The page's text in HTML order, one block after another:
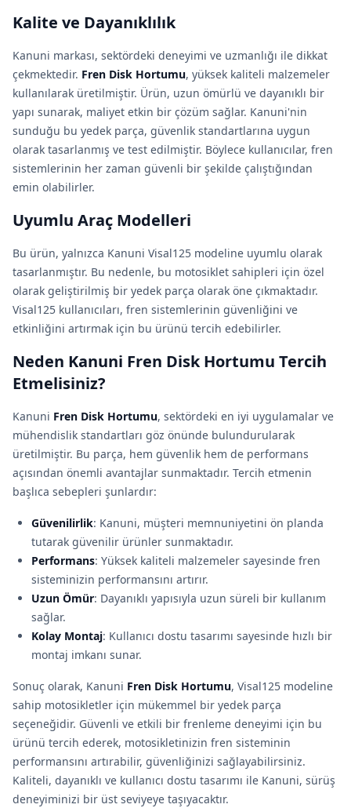
Kalite ve Dayanıklılık
Kanuni markası, sektördeki deneyimi ve uzmanlığı ile dikkat
çekmektedir. Fren Disk Hortumu, yüksek kaliteli malzemeler
kullanılarak üretilmiştir. Ürün, uzun ömürlü ve dayanıklı bir
yapı sunarak, maliyet etkin bir çözüm sağlar. Kanuni'nin
sunduğu bu yedek parça, güvenlik standartlarına uygun
olarak tasarlanmış ve test edilmiştir. Böylece kullanıcılar, fren
sistemlerinin her zaman güvenli bir şekilde çalıştığından
emin olabilirler.
Uyumlu Araç Modelleri
Bu ürün, yalnızca Kanuni Visal125 modeline uyumlu olarak
tasarlanmıştır. Bu nedenle, bu motosiklet sahipleri için özel
olarak geliştirilmiş bir yedek parça olarak öne çıkmaktadır.
Visal125 kullanıcıları, fren sistemlerinin güvenliğini ve
etkinliğini artırmak için bu ürünü tercih edebilirler.
Neden Kanuni Fren Disk Hortumu Tercih
Etmelisiniz?
Kanuni Fren Disk Hortumu, sektördeki en iyi uygulamalar ve
mühendislik standartları göz önünde bulundurularak
üretilmiştir. Bu parça, hem güvenlik hem de performans
açısından önemli avantajlar sunmaktadır. Tercih etmenin
başlıca sebepleri şunlardır:
Güvenilirlik: Kanuni, müşteri memnuniyetini ön planda
tutarak güvenilir ürünler sunmaktadır.
Performans: Yüksek kaliteli malzemeler sayesinde fren
sisteminizin performansını artırır.
Uzun Ömür: Dayanıklı yapısıyla uzun süreli bir kullanım
sağlar.
Kolay Montaj: Kullanıcı dostu tasarımı sayesinde hızlı bir
montaj imkanı sunar.
Sonuç olarak, Kanuni Fren Disk Hortumu, Visal125 modeline
sahip motosikletler için mükemmel bir yedek parça
seçeneğidir. Güvenli ve etkili bir frenleme deneyimi için bu
ürünü tercih ederek, motosikletinizin fren sisteminin
performansını artırabilir, güvenliğinizi sağlayabilirsiniz.
Kaliteli, dayanıklı ve kullanıcı dostu tasarımı ile Kanuni, sürüş
deneyiminizi bir üst seviyeye taşıyacaktır.